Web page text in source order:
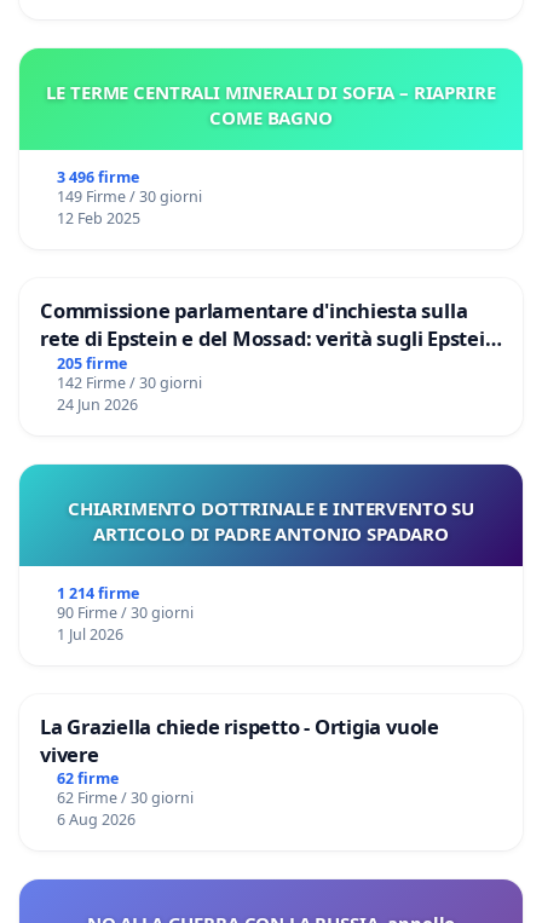
LE TERME CENTRALI MINERALI DI SOFIA – RIAPRIRE
COME BAGNO
3 496 firme
149 Firme / 30 giorni
12 Feb 2025
Commissione parlamentare d'inchiesta sulla
rete di Epstein e del Mossad: verità sugli Epstein
Files
205 firme
142 Firme / 30 giorni
24 Jun 2026
CHIARIMENTO DOTTRINALE E INTERVENTO SU
ARTICOLO DI PADRE ANTONIO SPADARO
1 214 firme
90 Firme / 30 giorni
1 Jul 2026
La Graziella chiede rispetto - Ortigia vuole
vivere
62 firme
62 Firme / 30 giorni
6 Aug 2026